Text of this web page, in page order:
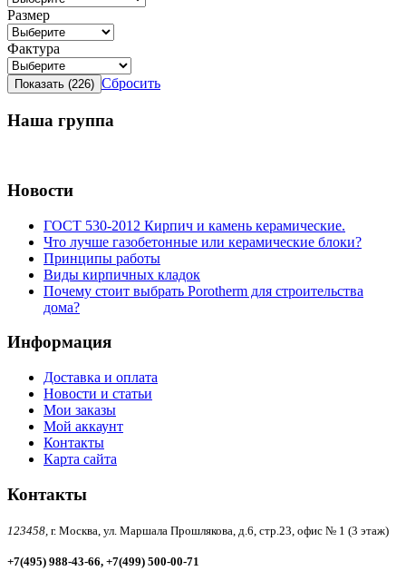
Размер
Фактура
Сбросить
Наша группа
Новости
ГОСТ 530-2012 Кирпич и камень керамические.
Что лучше газобетонные или керамические блоки?
Принципы работы
Виды кирпичных кладок
Почему стоит выбрать Porotherm для строительства
дома?
Информация
Доставка и оплата
Новости и статьи
Мои заказы
Мой аккаунт
Контакты
Карта сайта
Контакты
123458, г. Москва, ул. Маршала Прошлякова, д.6, стр.23, офис № 1 (3 этаж)
+7(495) 988-43-66, +7(499) 500-00-71